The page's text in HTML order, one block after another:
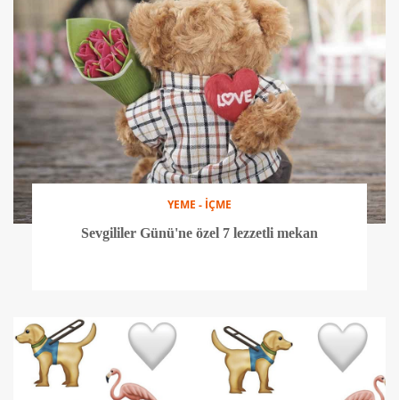
YEME - İÇME
Sevgililer Günü'ne özel 7 lezzetli mekan